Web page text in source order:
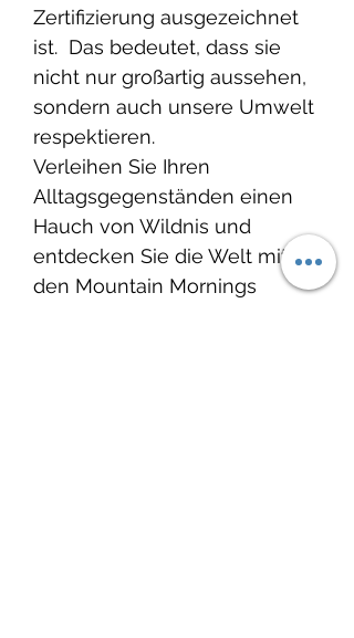
Zertifizierung ausgezeichnet
ist. Das bedeutet, dass sie
nicht nur großartig aussehen,
sondern auch unsere Umwelt
respektieren.
Verleihen Sie Ihren
Alltagsgegenständen einen
Hauch von Wildnis und
entdecken Sie die Welt mit
den Mountain Mornings